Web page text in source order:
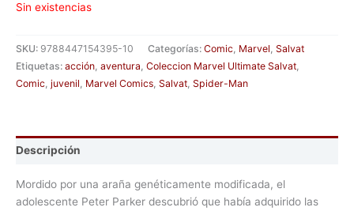
Sin existencias
SKU: 9788447154395-10 Categorías: Comic, Marvel, Salvat
Etiquetas: acción, aventura, Coleccion Marvel Ultimate Salvat,
Comic, juvenil, Marvel Comics, Salvat, Spider-Man
Descripción
Mordido por una araña genéticamente modificada, el
adolescente Peter Parker descubrió que había adquirido las